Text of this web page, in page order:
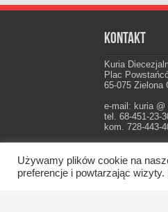
Kontakt
Kuria
Plac
65-075 Zielona
e-mail: kuria @
tel. 68-451-23-
kom. 728-443-
22 1020 5402
Używamy plików cookie na
preferencje i powtarzając